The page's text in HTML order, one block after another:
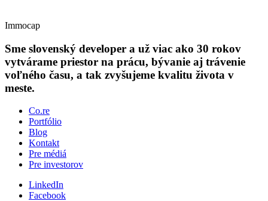
Immocap
Sme slovenský developer a už viac ako 30 rokov
vytvárame priestor na prácu, bývanie aj trávenie
voľného času, a tak zvyšujeme kvalitu života v
meste.
Co.re
Portfólio
Blog
Kontakt
Pre médiá
Pre investorov
LinkedIn
Facebook